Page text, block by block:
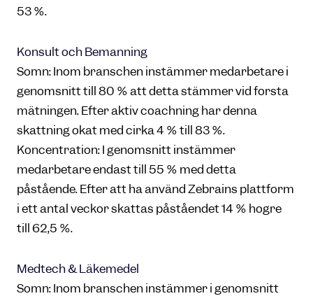
53 %.
Konsult och Bemanning
Sömn: Inom branschen instämmer medarbetare i
genomsnitt till 80 % att detta stämmer vid första
mätningen. Efter aktiv coachning har denna
skattning ökat med cirka 4 % till 83 %.
Koncentration: I genomsnitt instämmer
medarbetare endast till 55 % med detta
påstående. Efter att ha använd Zebrains plattform
i ett antal veckor skattas påståendet 14 % högre
till 62,5 %.
Medtech & Läkemedel
Sömn: Inom branschen instämmer i genomsnitt